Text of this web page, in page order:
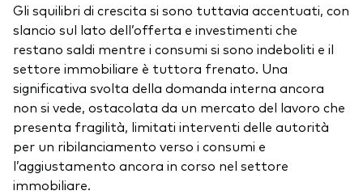
Gli squilibri di crescita si sono tuttavia accentuati, con
slancio sul lato dell’offerta e investimenti che
restano saldi mentre i consumi si sono indeboliti e il
settore immobiliare è tuttora frenato. Una
significativa svolta della domanda interna ancora
non si vede, ostacolata da un mercato del lavoro che
presenta fragilità, limitati interventi delle autorità
per un ribilanciamento verso i consumi e
l’aggiustamento ancora in corso nel settore
immobiliare.